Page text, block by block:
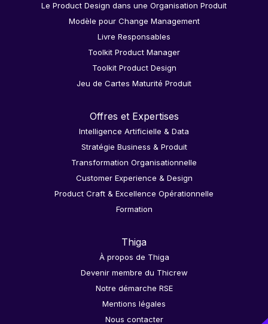
Le Product Design dans une Organisation Produit
Modèle pour Change Management
Livre Responsables
Toolkit Product Manager
Toolkit Product Design
Jeu de Cartes Maturité Produit
Offres et Expertises
Intelligence Artificielle & Data
Stratégie Business & Produit
Transformation Organisationnelle
Customer Experience & Design
Product Craft & Excellence Opérationnelle
Formation
Thiga
À propos de Thiga
Devenir membre du Thicrew
Notre démarche RSE
Mentions légales
Nous contacter